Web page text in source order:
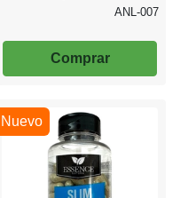
ANL-007
Comprar
Nuevo